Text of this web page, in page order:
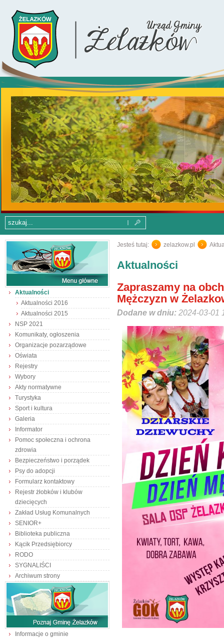
Aktualności
Aktualności 2016
Aktualności 2015
NSP 2021
Komunikaty, ogłoszenia
Organizacje pozarządowe
Oświata
Rejestry
Wybory
Akty normatywne
Turystyka
Sport i kultura
Galeria
Informator
Pomoc społeczna i ochrona
zdrowia
Bezpieczeństwo i porządek
Psy do adopcji
Formularz kontaktowy
Rejestr żłobków i klubów
dziecięcych
Zakład Usług Komunalnych
SENIOR+
Biblioteka publiczna
Kącik Przedsiębiorcy
RODO
SYGNALIŚCI
Archiwum strony
Informacje o gminie
Jesteś tutaj: zelazkow.pl
Aktualności
Zapraszamy na
Mężczyzn w
Dodane w dniu: 2024-03-01